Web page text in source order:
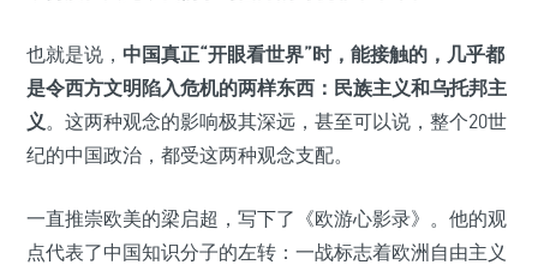
也就是说， 中国真正“开眼看世界”时，能接触的，几乎都
是令西方文明陷入危机的两样东西：民族主义和乌托邦主
义 。这两种观念的影响极其深远，甚至可以说，整个20世
纪的中国政治，都受这两种观念支配。
一直推崇欧美的梁启超，写下了《欧游心影录》。他的观
点代表了中国知识分子的左转：一战标志着欧洲自由主义